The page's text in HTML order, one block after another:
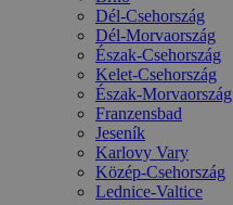
Dél-Csehország
Dél-Morvaország
Észak-Csehország
Kelet-Csehország
Észak-Morvaország
Franzensbad
Jeseník
Karlovy Vary
Közép-Csehország
Lednice-Valtice